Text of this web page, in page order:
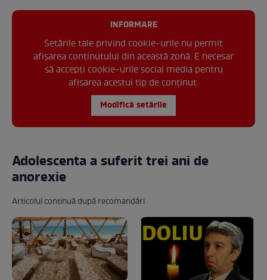
INFORMARE
Setările tale privind cookie-urile nu permit
afișarea conținutului din această zonă. E necesar
să accepți cookie-urile social media pentru
afisarea acestui tip de conținut.
Modifică setările
Adolescenta a suferit trei ani de
anorexie
Articolul continuă după recomandări